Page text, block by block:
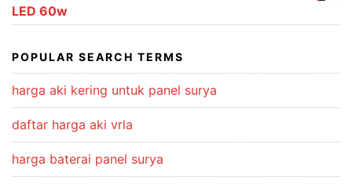
LED 60w
POPULAR SEARCH TERMS
harga aki kering untuk panel surya
daftar harga aki vrla
harga baterai panel surya